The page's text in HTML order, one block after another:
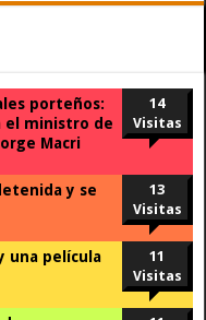
porteños:
el ministro de
Macri
14
Visitas
y se
13
Visitas
una película
11
Visitas